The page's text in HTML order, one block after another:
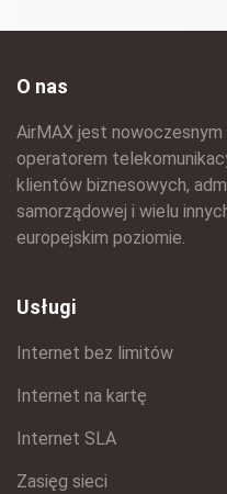
O nas
AirMAX jest nowoczesnym
operatorem
klientów biznesowych,
samorządowej i wielu
europejskim poziomie.
Usługi
Internet bez limitów
Internet na kartę
Internet SLA
Zasięg sieci